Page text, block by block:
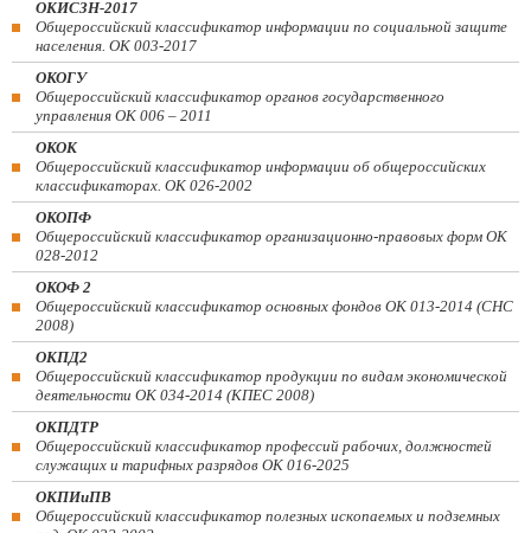
ОКИСЗН-2017
Общероссийский классификатор информации по социальной защите
населения. ОК 003-2017
ОКОГУ
Общероссийский классификатор органов государственного
управления ОК 006 – 2011
ОКОК
Общероссийский классификатор информации об общероссийских
классификаторах. ОК 026-2002
ОКОПФ
Общероссийский классификатор организационно-правовых форм ОК
028-2012
ОКОФ 2
Общероссийский классификатор основных фондов ОК 013-2014 (СНС
2008)
ОКПД2
Общероссийский классификатор продукции по видам экономической
деятельности ОК 034-2014 (КПЕС 2008)
ОКПДТР
Общероссийский классификатор профессий рабочих, должностей
служащих и тарифных разрядов ОК 016-2025
ОКПИиПВ
Общероссийский классификатор полезных ископаемых и подземных